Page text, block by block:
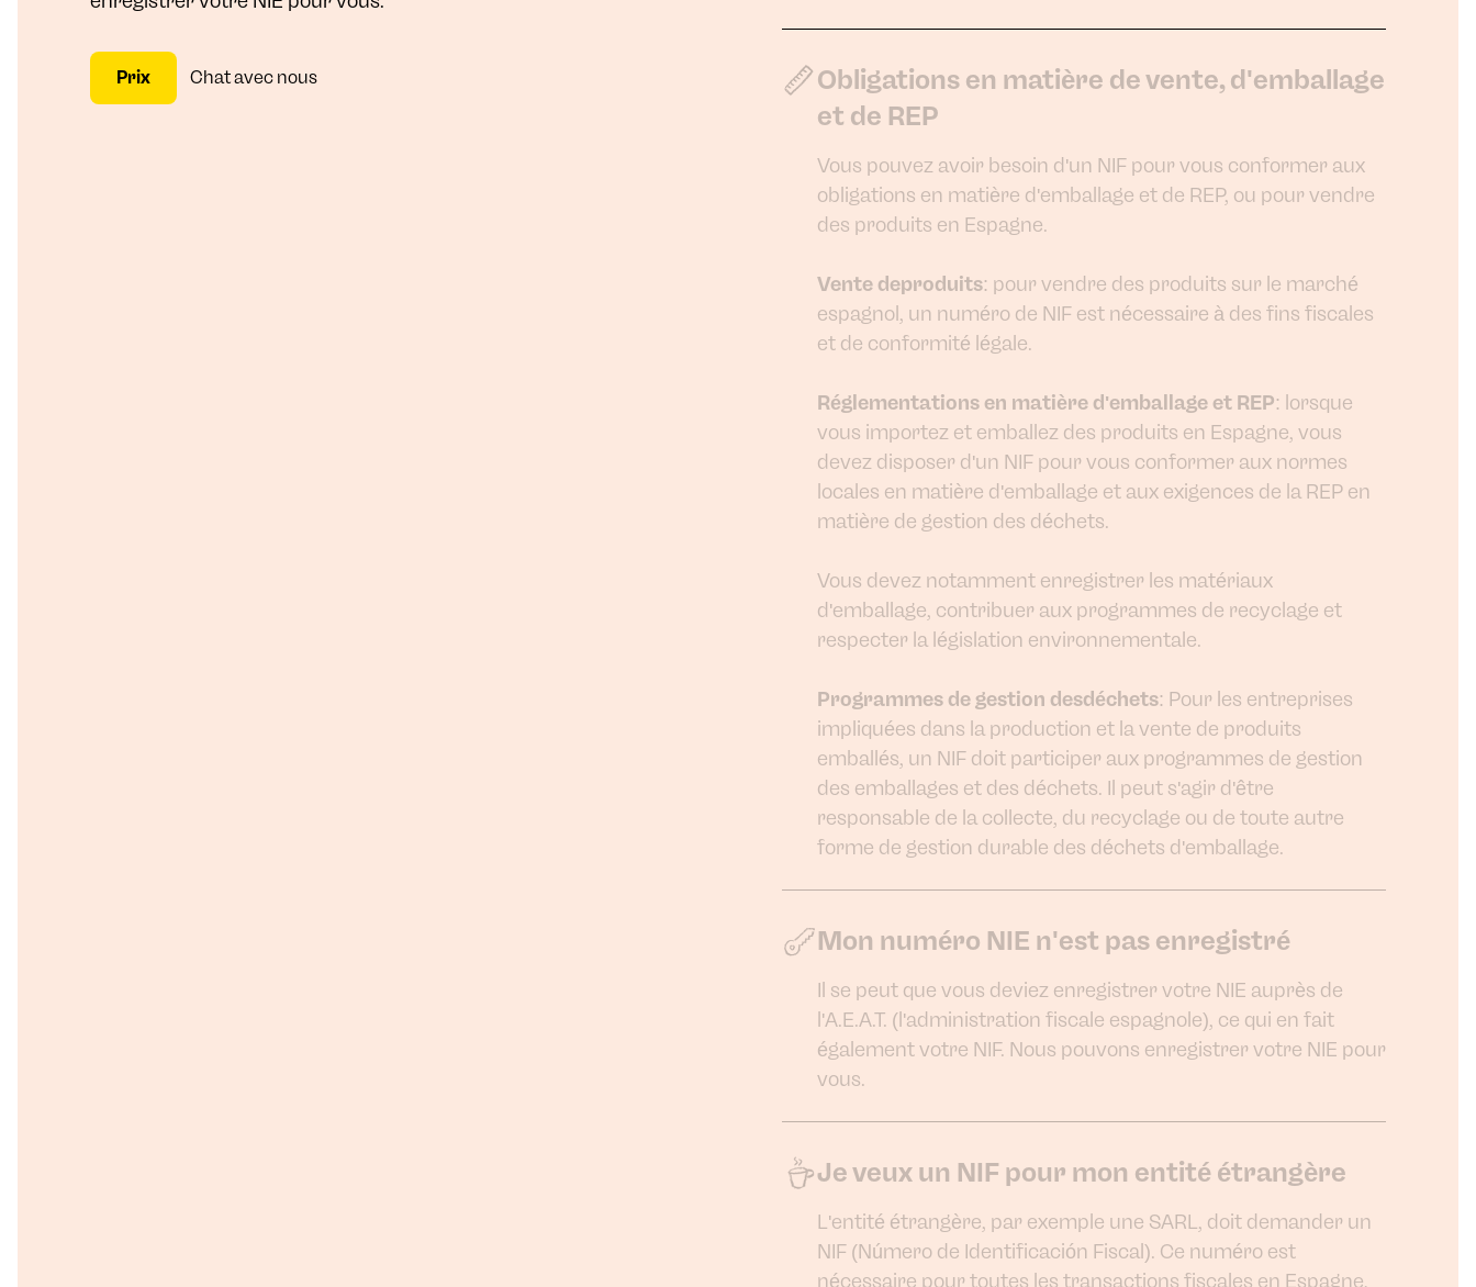
Prix Chat avec nous
Obligations en matière de vente, d'emballage
et de REP
Vous pouvez avoir besoin d'un NIF pour vous conformer aux
obligations en matière d'emballage et de REP, ou pour vendre
des produits en Espagne.
Vente deproduits: pour vendre des produits sur le marché
espagnol, un numéro de NIF est nécessaire à des fins fiscales
et de conformité légale.
Réglementations en matière d'emballage et REP: lorsque
vous importez et emballez des produits en Espagne, vous
devez disposer d'un NIF pour vous conformer aux normes
locales en matière d'emballage et aux exigences de la REP en
matière de gestion des déchets.
Vous devez notamment enregistrer les matériaux
d'emballage, contribuer aux programmes de recyclage et
respecter la législation environnementale.
Programmes de gestion desdéchets: Pour les entreprises
impliquées dans la production et la vente de produits
emballés, un NIF doit participer aux programmes de gestion
des emballages et des déchets. Il peut s'agir d'être
responsable de la collecte, du recyclage ou de toute autre
forme de gestion durable des déchets d'emballage.
Mon numéro NIE n'est pas enregistré
Il se peut que vous deviez enregistrer votre NIE auprès de
l'A.E.A.T. (l'administration fiscale espagnole), ce qui en fait
également votre NIF. Nous pouvons enregistrer votre NIE pour
vous.
Je veux un NIF pour mon entité étrangère
L'entité étrangère, par exemple une SARL, doit demander un
NIF (Número de Identificación Fiscal). Ce numéro est
nécessaire pour toutes les transactions fiscales en Espagne,